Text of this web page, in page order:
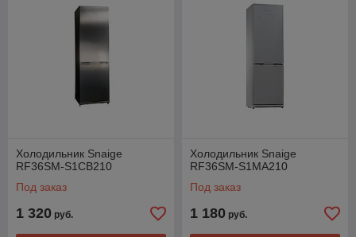
Холодильник Snaige
RF36SM-S1CB210
Под заказ
1 320 руб.
Холодильник Snaige
RF36SM-S1MA210
Под заказ
1 180 руб.